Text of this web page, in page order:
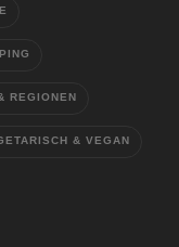
REGIONEN
& VEGAN